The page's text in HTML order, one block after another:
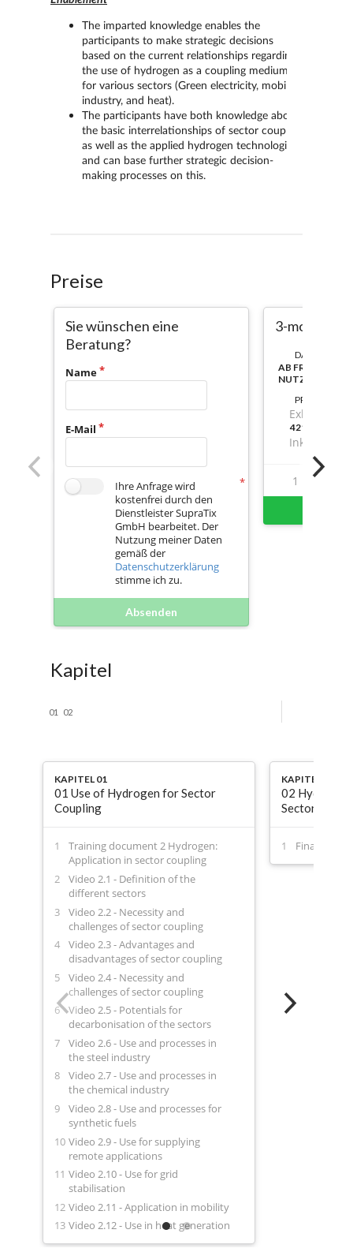
Preise
Sie wünschen eine
Beratung?
Name
E-Mail
Ihre Anfrage wird
kostenfrei durch den
Dienstleister SupraTix
GmbH bearbeitet. Der
Nutzung meiner Daten
gemäß der
Datenschutzerklärung
stimme ich zu.
Absenden
3-month
DAUER:
AB
NUTZBAR
PREIS
Exkl. Mwst.
Inkl. Mwst.
1 14
Kapitel
01 02
KAPITEL 01
01 Use of Hydrogen for Sector
Coupling
Training document 2 Hydrogen:
Application in sector coupling
Video 2.1 - Definition of the
different sectors
Video 2.2 - Necessity and
challenges of sector coupling
Video 2.3 - Advantages and
disadvantages of sector coupling
Video 2.4 - Necessity and
challenges of sector coupling
Video 2.5 - Potentials for
decarbonisation of the sectors
Video 2.6 - Use and processes in
the steel industry
Video 2.7 - Use and processes in
the chemical industry
Video 2.8 - Use and processes for
synthetic fuels
Video 2.9 - Use for supplying
remote applications
Video 2.10 - Use for grid
stabilisation
Video 2.11 - Application in mobility
Video 2.12 - Use in heat generation
KAPITEL 02
02
Sector
Final Test